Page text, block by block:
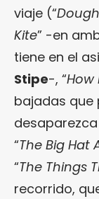
viaje (“
Kite” -en
tiene en el
Stipe-, “How
bajadas que
“The Big Hat
“The Things
recorrido,